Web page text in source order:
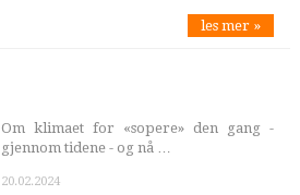
les mer »
Om klimaet for «sopere» den gang -
gjennom tidene - og nå …
20.02.2024